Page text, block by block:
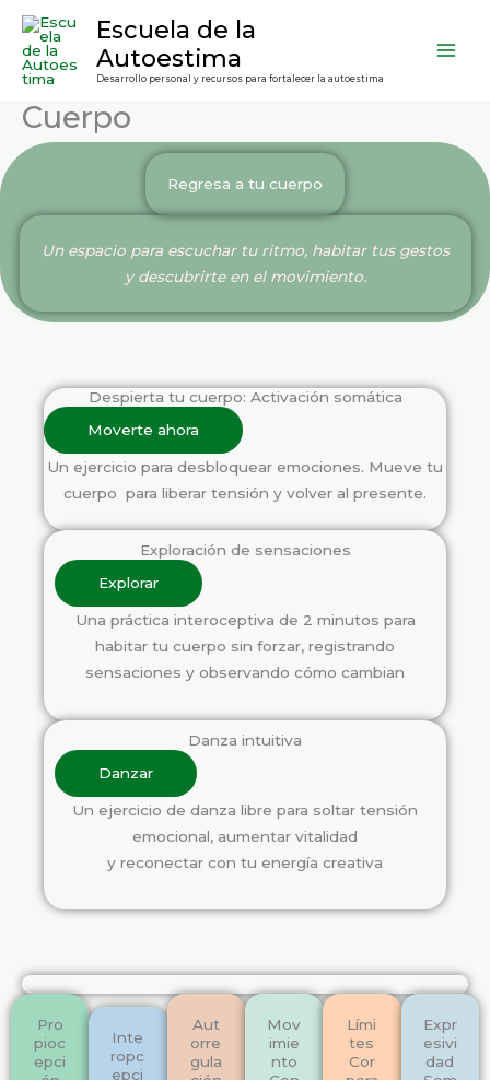
contenido
contenido
Escuela de la
Autoestima
Desarrollo personal y recursos para fortalecer la autoestima
Cuerpo
Un espacio para escuchar tu ritmo, habitar tus gestos
y descubrirte en el movimiento.
Regresa a tu cuerpo
Despierta tu cuerpo: Activación somática
Un ejercicio para desbloquear emociones. Mueve tu
cuerpo para liberar tensión y volver al presente.
Moverte ahora
Una práctica interoceptiva de 2 minutos para
habitar tu cuerpo sin forzar, registrando
sensaciones y observando cómo cambian
Exploración de sensaciones
Explorar
Danza intuitiva
Un ejercicio de danza libre para soltar tensión
emocional, aumentar vitalidad
y reconectar con tu energía creativa
Danzar
Pro
pioc
epci
Inte
ropc
epci
Aut
orre
gula
Mov
imie
nto
Lími
tes
Cor
Expr
esivi
dad